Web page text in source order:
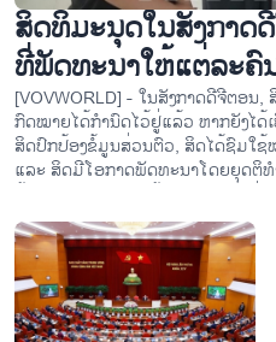
ສິດ​ທິ​ມະ​ນຸດ​ໃນ​ສັງ​ກາດ​ດີ​ຈີ​ຕອນ: ເ
ທີ່​ພັດ​ທະ​ນາ​ໃຫ້​ແຕ່​ລະ​ຄົ
[VOVWORLD] - ໃນ​ສັງ​ກາດ​ດີ​ຈີ​ຕອນ, ສິດ​ທິ​ມະ​ນຸດບໍ່​ພຽງ​ແຕ່​ແມ່ນ​ບັນ​ດາ​ສິດ​ທີ່​
ກົດ​ໝາຍ​ໄດ້​ກຳ​ນົດ​ໄວ້ຢູ່​ແລ້ວ ຫາກ​ຍັງໄດ້​
ສິດ​ປົກ​ປ້ອງ​ຂໍ້​ມູນ​ສ່ວນ​ຕົວ, ສິດ​ໄດ້​ຊົມ​ໃ
ແລະ ສິດ​ມີ​ໂອ​ກາດ​ພັດ​ທະ​ນາ​ໂດຍ​ຍຸດ​ຕິ​
ຄົມ ລ້ວນ​ແຕ່​ໄດ້​ຕິດ​ພັນ​ກັບ​ການ​ຮັບ​ປະ​ກັ